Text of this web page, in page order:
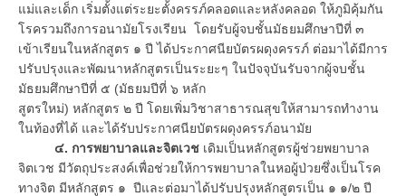
แม่และเด็ก เริ่มตั้งแต่ระยะตั้งครรภ์คลอดและหลังคลอด ให้ภูมิคุ้มกัน
โรครวมถึงการอนามัยโรงเรียน โดยรับผู้จบชั้นมัธยมศึกษาปีที่ ๓
เข้าเรียนในหลักสูตร ๑ ปี ได้ประกาศนียบัตรผดุงครรภ์ ต่อมาได้มีการ
ปรับปรุงและพัฒนาหลักสูตรเป็นระยะๆ ในปัจจุบันรับจากผู้จบชั้น
มัธยมศึกษาปีที่ ๕ (มัธยมปีที่ ๖ หลัก
สูตรใหม่) หลักสูตร ๒ ปี โดยเพิ่มวิชาสาธารณสุขให้สามารถทำงาน
ในท้องที่ได้ และได้รับประกาศนียบัตรผดุงครรภ์อนามัย
๔. การพยาบาลและจิตเวช เดิมเป็นหลักสูตรผู้ช่วยพยาบาล
จิตเวช มีวัตถุประสงค์เพื่อช่วยให้การพยาบาลในหอผู้ป่วยซึ่งเป็นโรค
ทางจิต มีหลักสูตร ๑ ปีและต่อมาได้ปรับปรุงหลักสูตรเป็น ๑ ๑/๒ ปี